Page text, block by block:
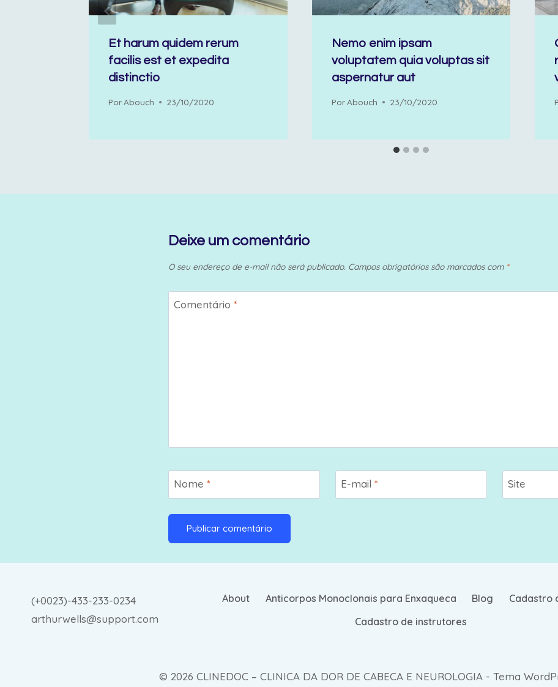
Et harum quidem rerum
facilis est et expedita
distinctio
PorAbouch 23/10/2020
Nemo enim ipsam
voluptatem quia voluptas sit
aspernatur aut
PorAbouch 23/10/2020
Deixe um comentário
O seu endereço de e-mail não será publicado. Campos obrigatórios são marcados com *
Comentário *
Nome * E-mail * Site
(+0023)-433-233-0234
arthurwells@support.com
About Anticorpos Monoclonais para Enxaqueca Blog
Cadastro
Cadastro de instrutores
© 2026 CLINEDOC – CLINICA DA DOR DE CABECA E NEUROLOGIA - Tema